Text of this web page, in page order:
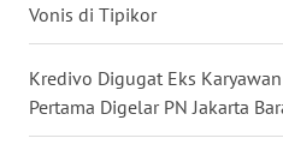
Vonis di Tipikor
Kredivo Digugat Eks
Pertama Digelar PN Jakarta
WN
BARAT